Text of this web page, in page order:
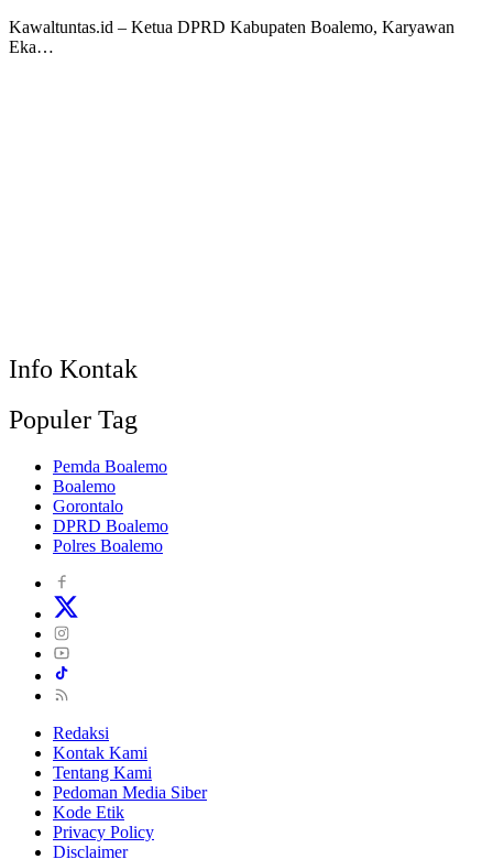
Kawaltuntas.id – Ketua DPRD Kabupaten Boalemo, Karyawan
Eka…
Info Kontak
Populer Tag
Pemda Boalemo
Boalemo
Gorontalo
DPRD Boalemo
Polres Boalemo
Redaksi
Kontak Kami
Tentang Kami
Pedoman Media Siber
Kode Etik
Privacy Policy
Disclaimer